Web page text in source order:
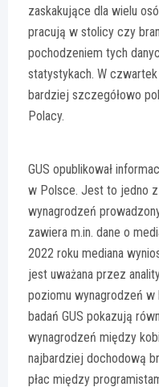
zaskakujące dla wielu
pracują w stolicy czy
pochodzeniem tych
statystykach. W
bardziej szczegółowo
Polacy.
GUS opublikował
w Polsce. Jest to jedno
wynagrodzeń
zawiera m.in. dane o
2022 roku mediana
jest uważana przez
poziomu wynagrodzeń w
badań GUS pokazują
wynagrodzeń między
najbardziej dochodową
płac między